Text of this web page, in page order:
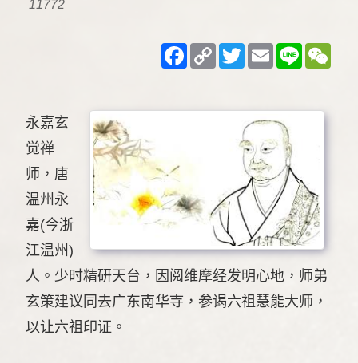
11772
Facebook
Copy
Link
TwitterEmailLine
永嘉玄
觉禅
师，唐
温州永
嘉(今浙
江温州)
人。少时精研天台，因阅维摩经发明心地，师弟
玄策建议同去广东南华寺，参谒六祖慧能大师，
以让六祖印证。